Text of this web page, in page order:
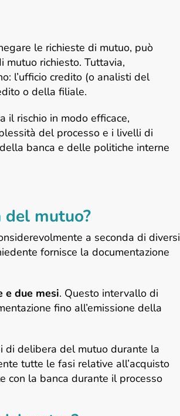
le richieste di mutuo, può
richiesto. Tuttavia,
l’ufficio credito (o analisti del
o della filiale.
il rischio in modo efficace,
del processo e i livelli di
banca e delle politiche interne
mutuo?
a seconda di diversi
fornisce la documentazione
e due mesi. Questo intervallo di
fino all’emissione della
di delibera del mutuo durante la
tutte le fasi relative all’acquisto
con la banca durante il processo